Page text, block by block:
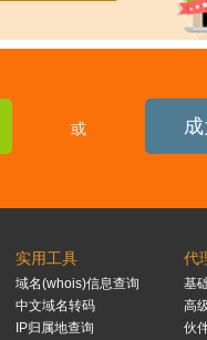
或
实用工具
域名(whois)信息查询
中文域名转码
IP归属地查询
代
基
高
伙